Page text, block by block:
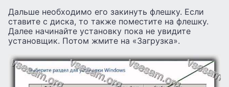
Дальше необходимо его закинуть флешку. Если
ставите с диска, то также поместите на флешку.
Далее начинайте установку пока не увидите
установщик. Потом жмите на «Загрузка».